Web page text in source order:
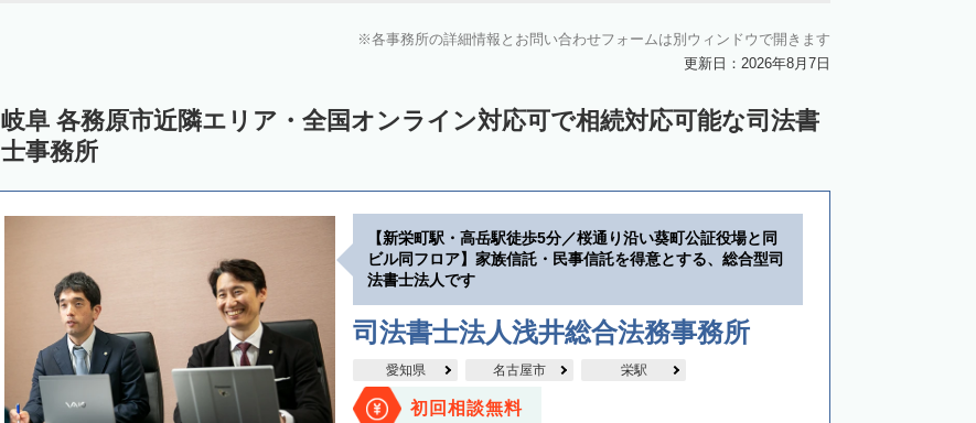
各事務所の詳細情報とお問い合わせフォームは別ウィンドウで開きます
更新日：2026年8月7日
岐阜 各務原市近隣エリア・全国オンライン対応可で相続対応可能な司法書
士事務所
【新栄町駅・高岳駅徒歩5分／桜通り沿い葵町公証役場と同
ビル同フロア】家族信託・民事信託を得意とする、総合型司
法書士法人です
司法書士法人浅井総合法務事務所
愛知県 名古屋市 栄駅
初回相談無料